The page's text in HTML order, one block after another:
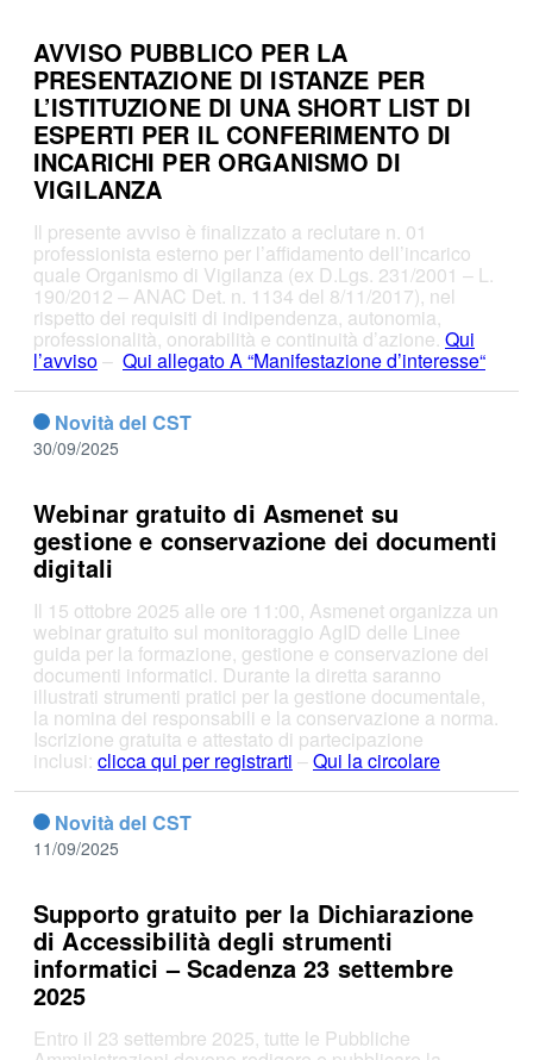
AVVISO PUBBLICO PER LA
PRESENTAZIONE DI ISTANZE PER
L’ISTITUZIONE DI UNA SHORT LIST DI
ESPERTI PER IL CONFERIMENTO DI
INCARICHI PER ORGANISMO DI
VIGILANZA
Il presente avviso è finalizzato a reclutare n. 01
professionista esterno per l’affidamento dell’incarico
quale Organismo di Vigilanza (ex D.Lgs. 231/2001 – L.
190/2012 – ANAC Det. n. 1134 del 8/11/2017), nel
rispetto dei requisiti di indipendenza, autonomia,
professionalità, onorabilità e continuità d’azione. Qui
l’avviso– Qui allegato A “Manifestazione d’interesse“
Novità del CST
30/09/2025
Webinar gratuito di Asmenet su
gestione e conservazione dei documenti
digitali
Il 15 ottobre 2025 alle ore 11:00, Asmenet organizza un
webinar gratuito sul monitoraggio AgID delle Linee
guida per la formazione, gestione e conservazione dei
documenti informatici. Durante la diretta saranno
illustrati strumenti pratici per la gestione documentale,
la nomina dei responsabili e la conservazione a norma.
Iscrizione gratuita e attestato di partecipazione
inclusi: clicca qui per registrarti –Qui la circolare
Novità del CST
11/09/2025
Supporto gratuito per la Dichiarazione
di Accessibilità degli strumenti
informatici – Scadenza 23 settembre
2025
Entro il 23 settembre 2025, tutte le Pubbliche